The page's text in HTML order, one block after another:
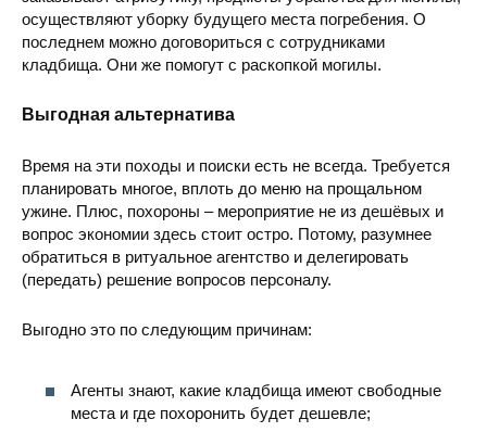
осуществляют уборку будущего места погребения. О
последнем можно договориться с сотрудниками
кладбища. Они же помогут с раскопкой могилы.
Выгодная альтернатива
Время на эти походы и поиски есть не всегда. Требуется
планировать многое, вплоть до меню на прощальном
ужине. Плюс, похороны – мероприятие не из дешёвых и
вопрос экономии здесь стоит остро. Потому, разумнее
обратиться в ритуальное агентство и делегировать
(передать) решение вопросов персоналу.
Выгодно это по следующим причинам:
Агенты знают, какие кладбища имеют свободные
места и где похоронить будет дешевле;